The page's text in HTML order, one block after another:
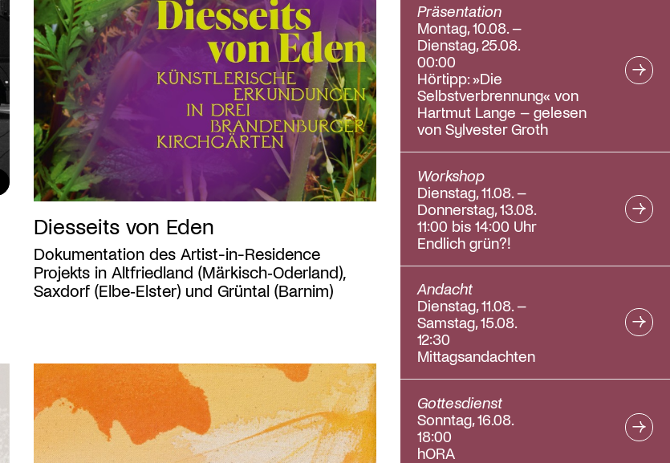
Bildunterschrift ein/ausblenden
Diesseits von Eden
Dokumentation des Artist-in-Residence
Projekts in Altfriedland (Märkisch‑Oderland),
Saxdorf (Elbe‑Elster) und Grüntal (Barnim)
Präsentation
Montag, 10.08. –
Dienstag, 25.08.
00:00
Hörtipp: »Die
Selbstverbrennung« von
Hartmut Lange – gelesen
von Sylvester Groth
Workshop
Dienstag, 11.08. –
Donnerstag, 13.08.
11:00 bis 14:00 Uhr
Endlich grün?!
Andacht
Dienstag, 11.08. –
Samstag, 15.08.
12:30
Mittagsandachten
Gottesdienst
Sonntag, 16.08.
18:00
hORA